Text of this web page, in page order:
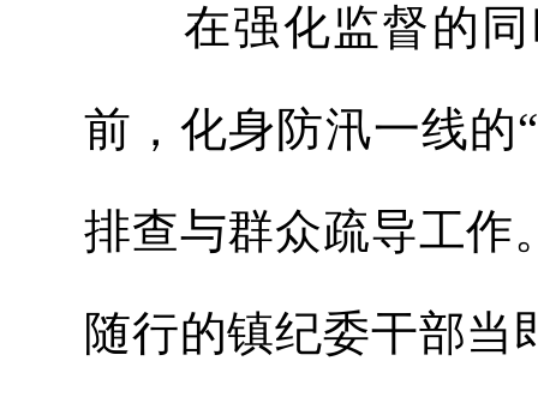
在强化监督的同
前，化身防汛一线的
排查与群众疏导工作
随行的镇纪委干部当